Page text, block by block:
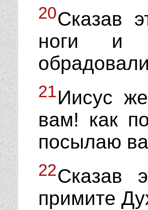
20Сказав
ноги и
21Иисус
вам! как
посылаю
22Сказав
примите